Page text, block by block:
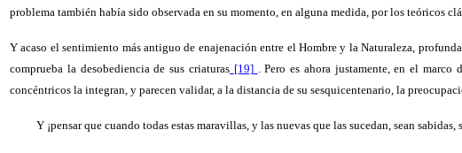
problema también había sido observada en su momento, en alguna medida, por los teóricos
Y acaso el sentimiento más antiguo de enajenación entre el Hombre y la Naturaleza,
comprueba la desobediencia de sus criaturas [19] . Pero es ahora justamente, en el
concéntricos la integran, y parecen validar, a la distancia de su sesquicentenario, la
Y ¡pensar que cuando todas estas maravillas, y las nuevas que las sucedan, sean